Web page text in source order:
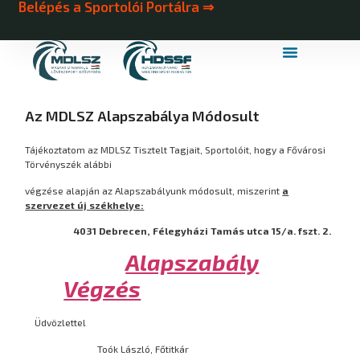
Belépés a Sportolói Portálra ⇒
Az MDLSZ Alapszabálya Módosult
Tájékoztatom az MDLSZ Tisztelt Tagjait, Sportolóit, hogy a Fővárosi
Törvényszék alábbi
végzése alapján az Alapszabályunk módosult, miszerint a
szervezet új székhelye:
4031 Debrecen, Félegyházi Tamás utca 15/a. fszt. 2.
Alapszabály
Végzés
Üdvözlettel
Toók László, Főtitkár